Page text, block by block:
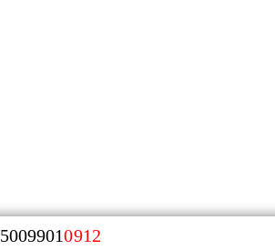
50099010912